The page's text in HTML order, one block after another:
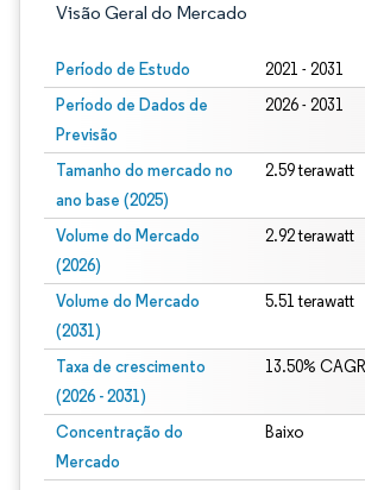
Visão Geral do Mercado
Período de Estudo 2021 - 2031
Período de Dados de
Previsão
2026 - 2031
Tamanho do mercado no
ano base (2025)
2.59 terawatt
Volume do Mercado
(2026)
2.92 terawatt
Volume do Mercado
(2031)
5.51 terawatt
Taxa de crescimento
(2026 - 2031)
13.50% CAGR
Concentração do
Mercado
Baixo